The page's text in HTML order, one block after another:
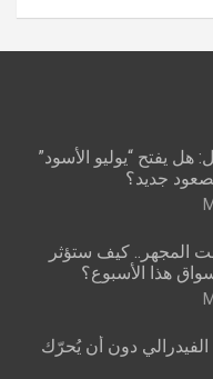
هل يفتح “يوليو الأسود”
جديد؟
المجهر.. كيف ستؤثر
هذا الأسبوع؟
دون أن يُحرّك